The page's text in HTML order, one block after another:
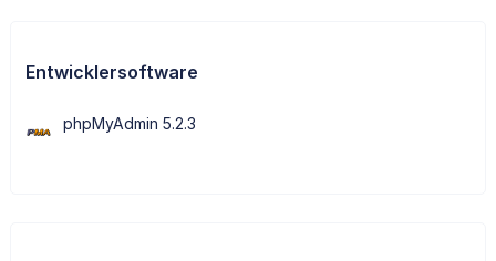
Entwicklersoftware
phpMyAdmin 5.2.3